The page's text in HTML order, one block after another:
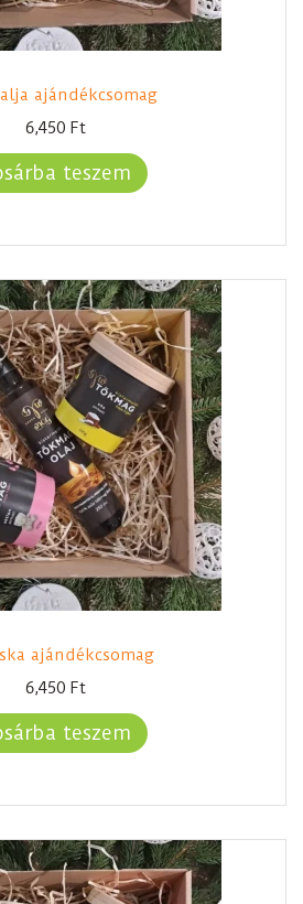
ajándékcsomag
6,450 Ft
teszem
ajándékcsomag
6,450 Ft
teszem